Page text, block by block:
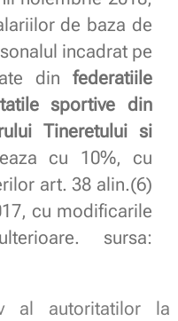
de baza de
incadrat pe
dinfederatiile
sportive din
Tineretului si
cu 10%, cu
art. 38 alin.(6)
cu modificarile
sursa:
al autoritatilor la